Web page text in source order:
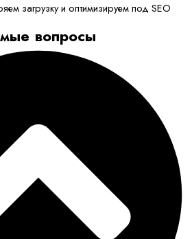
загрузку и оптимизируем под SEO
вопросы